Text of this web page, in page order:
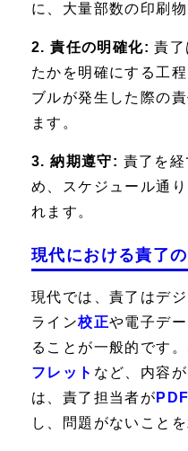
に、大量部数の印刷物
2. 責任の明確化: 責了
たかを明確にする工
ブルが発生した際の
ます。
3. 納期遵守: 責了を
め、スケジュール通
れます。
現代における責了
現代では、責了はデ
ライン校正や電子デ
ることが一般的です
フレット など、内容
は、責了担当者が
し、問題がないことを